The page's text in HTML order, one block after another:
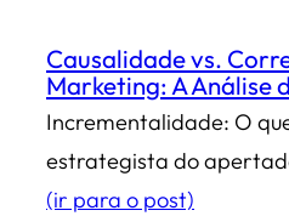
Causalidade vs.
Marketing: A Análise
Incrementalidade: O
estrategista do
(ir para o post)